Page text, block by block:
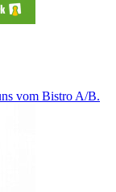
vom Bistro A/B.